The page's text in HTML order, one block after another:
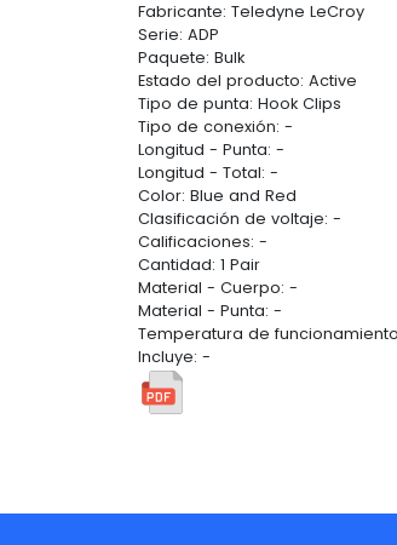
Fabricante: Teledyne LeCroy
Serie: ADP
Paquete: Bulk
Estado del producto: Active
Tipo de punta: Hook Clips
Tipo de conexión: -
Longitud - Punta: -
Longitud - Total: -
Color: Blue and Red
Clasificación de voltaje: -
Calificaciones: -
Cantidad: 1 Pair
Material - Cuerpo: -
Material - Punta: -
Temperatura de
Incluye: -